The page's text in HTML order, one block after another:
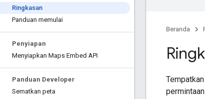
Ringkasan
Panduan memulai
Penyiapan
Menyiapkan Maps Embed API
Panduan Developer
Sematkan peta
Beranda